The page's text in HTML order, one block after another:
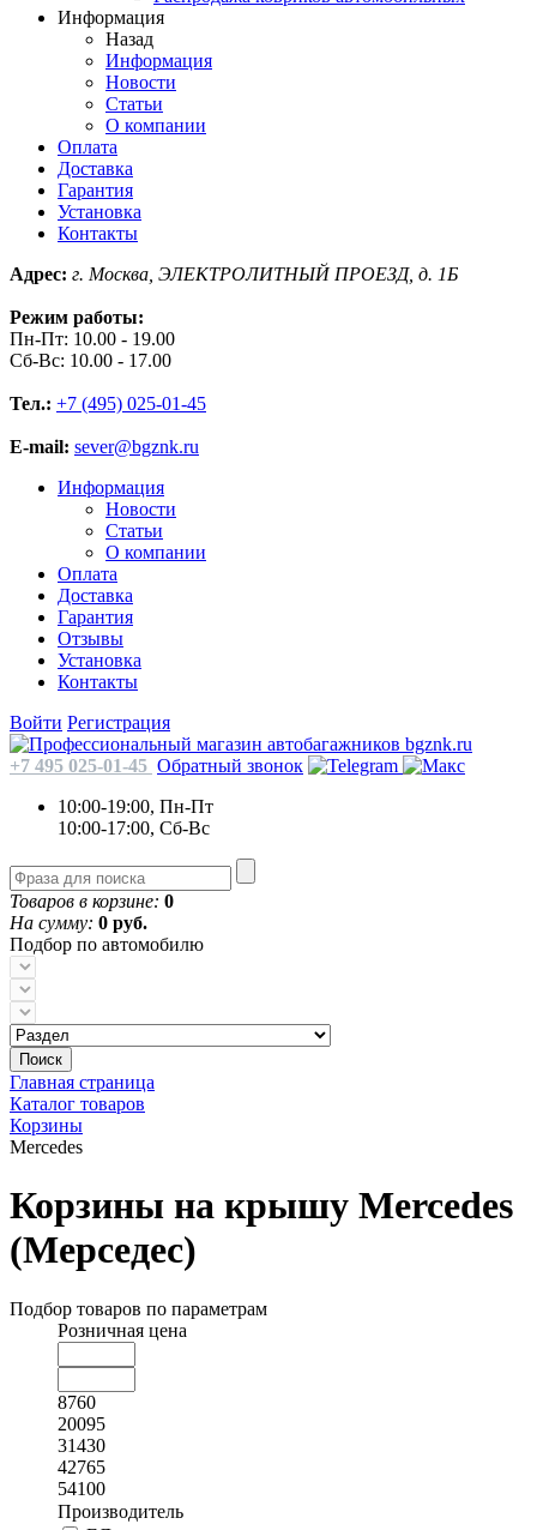
Информация
Назад
Информация
Новости
Статьи
О компании
Оплата
Доставка
Гарантия
Установка
Контакты
Адрес: г. Москва, ЭЛЕКТРОЛИТНЫЙ ПРОЕЗД, д. 1Б
Режим работы:
Пн-Пт: 10.00 - 19.00
Сб-Вс: 10.00 - 17.00
Тел.: +7 (495) 025-01-45
E-mail: sever@bgznk.ru
Информация
Новости
Статьи
О компании
Оплата
Доставка
Гарантия
Отзывы
Установка
Контакты
Войти Регистрация
+7 495 025-01-45 Обратный звонок
10:00-19:00, Пн-Пт
10:00-17:00, Сб-Вс
Товаров в корзине: 0
На сумму: 0 руб.
Подбор по автомобилю
Поиск
Главная страница
Каталог товаров
Корзины
Mercedes
Корзины на крышу Mercedes
(Мерседес)
Подбор товаров по параметрам
Розничная цена
8760
20095
31430
42765
54100
Производитель